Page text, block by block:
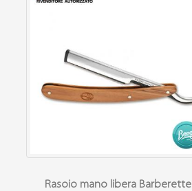
Rasoio mano libera Barberette